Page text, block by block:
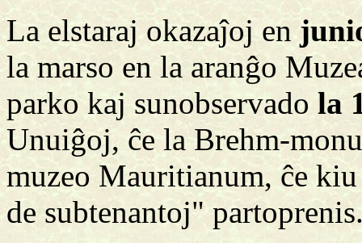
La elstaraj okazaĵoj en
la marso en la aranĝo
parko kaj sunobservado la
Unuiĝoj, ĉe la Brehm-
muzeo Mauritianum, ĉe
de subtenantoj"